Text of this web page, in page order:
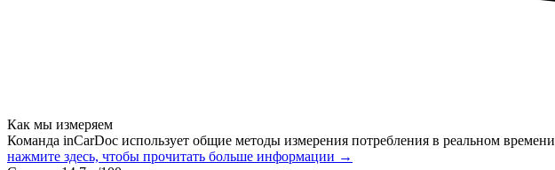
Как мы измеряем
Команда inCarDoc использует общие методы измерения потребления в реальном времени
нажмите здесь, чтобы прочитать больше информации →